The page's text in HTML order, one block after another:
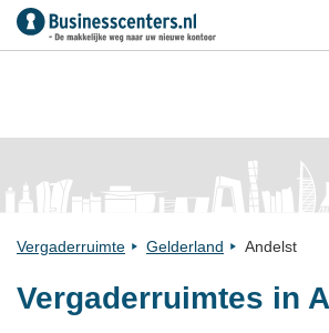
Vergaderruimte Gelderland Andelst
Vergaderruimtes in